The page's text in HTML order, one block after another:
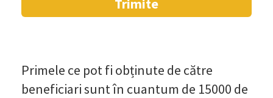
Primele ce pot fi obținute de către
beneficiari sunt în cuantum de 15000 de